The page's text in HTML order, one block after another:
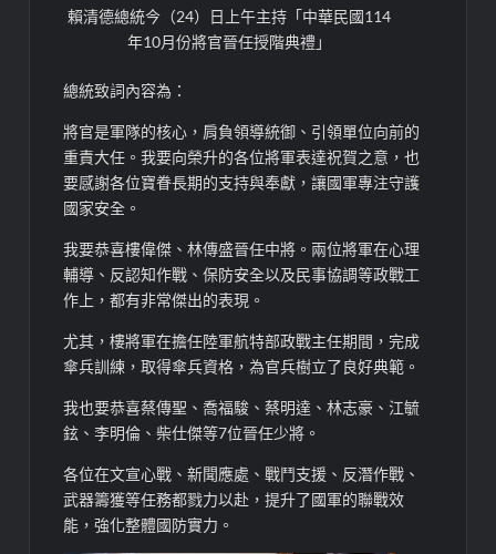
賴清德總統今（24）日上午主持「中華民國114
年10月份將官晉任授階典禮」
總統致詞內容為：
將官是軍隊的核心，肩負領導統御、引領單位向前的
重責大任。我要向榮升的各位將軍表達祝賀之意，也
要感謝各位寶眷長期的支持與奉獻，讓國軍專注守護
國家安全。
我要恭喜樓偉傑、林傳盛晉任中將。兩位將軍在心理
輔導、反認知作戰、保防安全以及民事協調等政戰工
作上，都有非常傑出的表現。
尤其，樓將軍在擔任陸軍航特部政戰主任期間，完成
傘兵訓練，取得傘兵資格，為官兵樹立了良好典範。
我也要恭喜蔡傳聖、喬福駿、蔡明達、林志豪、江毓
鉉、李明倫、柴仕傑等7位晉任少將。
各位在文宣心戰、新聞應處、戰鬥支援、反潛作戰、
武器籌獲等任務都戮力以赴，提升了國軍的聯戰效
能，強化整體國防實力。